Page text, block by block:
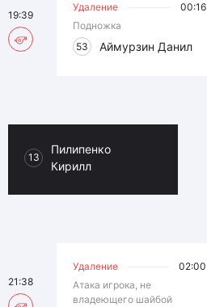
Удаление
00:16
Подножка
53
Аймурзин Данил
19:39
13
Пилипенко
Кирилл
Удаление
02:00
Атака игрока, не
владеющего шайбой
21:38